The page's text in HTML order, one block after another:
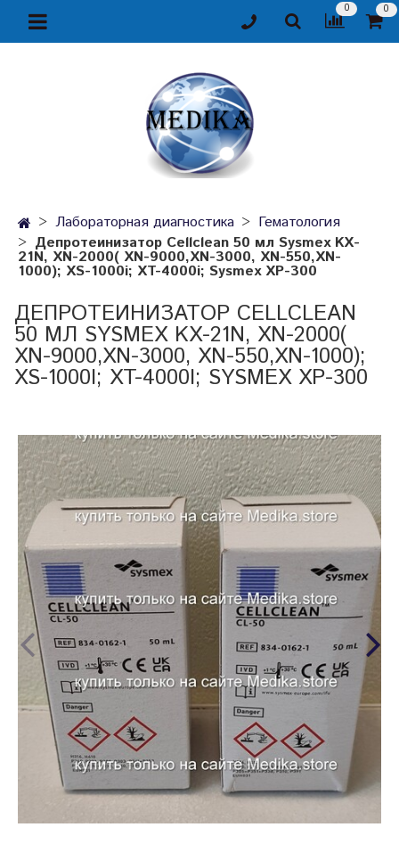
0 0
Лабораторная диагностика
Гематология
Депротеинизатор Cellclean 50 мл Sysmex KX-
21N, XN-2000( XN-9000,XN-3000, XN-550,XN-
1000); XS-1000i; XT-4000i; Sysmex XP-300
ДЕПРОТЕИНИЗАТОР CELLCLEAN
50 МЛ SYSMEX KX-21N, XN-2000(
XN-9000,XN-3000, XN-550,XN-1000);
XS-1000I; XT-4000I; SYSMEX XP-300